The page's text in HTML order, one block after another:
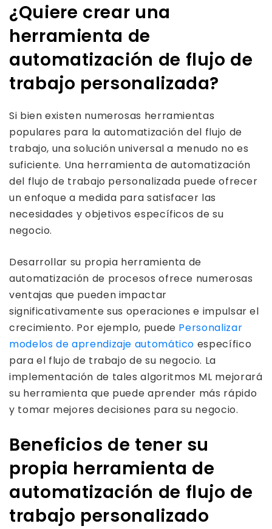
¿Quiere crear una
herramienta de
automatización de flujo de
trabajo personalizada?
Si bien existen numerosas herramientas
populares para la automatización del flujo de
trabajo, una solución universal a menudo no es
suficiente. Una herramienta de automatización
del flujo de trabajo personalizada puede ofrecer
un enfoque a medida para satisfacer las
necesidades y objetivos específicos de su
negocio.
Desarrollar su propia herramienta de
automatización de procesos ofrece numerosas
ventajas que pueden impactar
significativamente sus operaciones e impulsar el
crecimiento. Por ejemplo, puede Personalizar
modelos de aprendizaje automático específico
para el flujo de trabajo de su negocio. La
implementación de tales algoritmos ML mejorará
su herramienta que puede aprender más rápido
y tomar mejores decisiones para su negocio.
Beneficios de tener su
propia herramienta de
automatización de flujo de
trabajo personalizado